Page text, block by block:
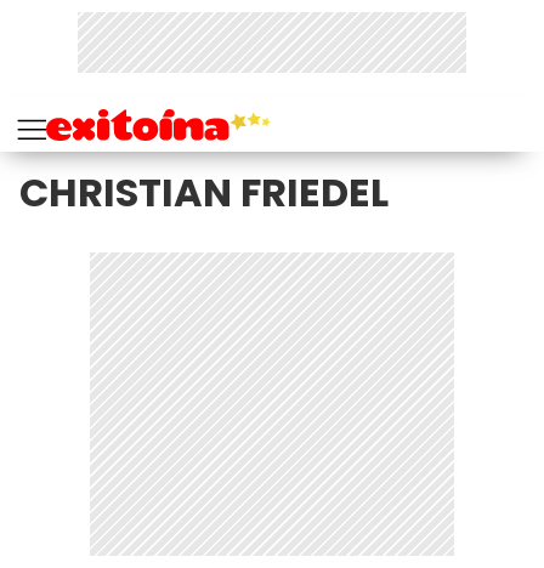
CHRISTIAN FRIEDEL